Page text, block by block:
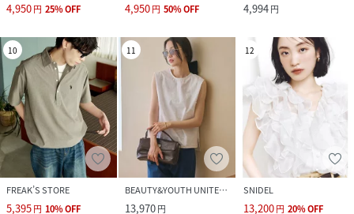
4,950円 25%OFF 4,950円 50%OFF 4,994円
10
FREAK’S STORE
5,395円 10%OFF
11
BEAUTY&YOUTH UNITED ARROWS
13,970円
12
SNIDEL
13,200円 20%OFF